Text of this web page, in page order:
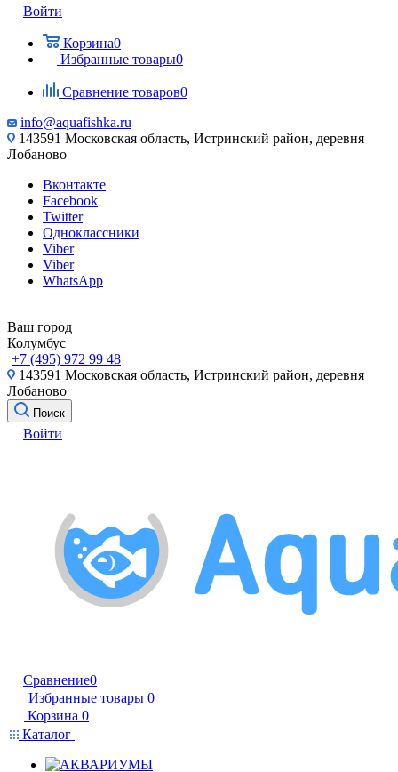
Войти
Корзина0
Избранные товары0
Сравнение товаров0
info@aquafishka.ru
143591 Московская область, Истринский район, деревня
Лобаново
Вконтакте
Facebook
Twitter
Одноклассники
Viber
Viber
WhatsApp
Ваш город
Колумбус
+7 (495) 972 99 48
143591 Московская область, Истринский район, деревня
Лобаново
Поиск
Войти
Сравнение0
Избранные товары 0
Корзина 0
Каталог